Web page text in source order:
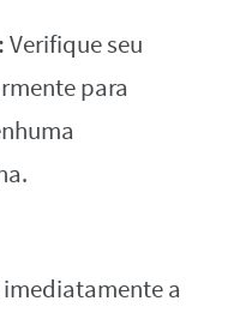
Verifique seu
para
a